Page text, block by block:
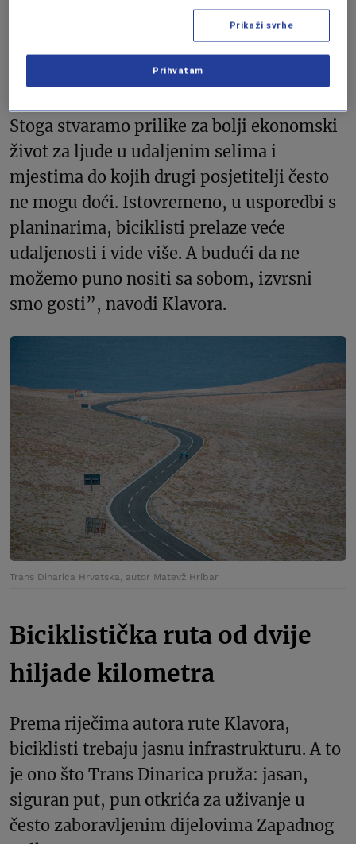
Evrope. To je izrazito raznolika destinacija
u kulturnom i prirodnom smislu. Volim
reći da smo mi biciklisti spori, gladni, i
Stoga stvaramo prilike za bolji ekonomski
život za ljude u udaljenim selima i
mjestima do kojih drugi posjetitelji često
ne mogu doći. Istovremeno, u usporedbi s
planinarima, biciklisti prelaze veće
udaljenosti i vide više. A budući da ne
možemo puno nositi sa sobom, izvrsni
smo gosti”, navodi Klavora.
Trans Dinarica Hrvatska, autor Matevž Hribar
Biciklistička ruta od dvije
hiljade kilometra
Prema riječima autora rute Klavora,
biciklisti trebaju jasnu infrastrukturu. A to
je ono što Trans Dinarica pruža: jasan,
siguran put, pun otkrića za uživanje u
često zaboravljenim dijelovima Zapadnog
Prikaži svrhe
Prihvatam